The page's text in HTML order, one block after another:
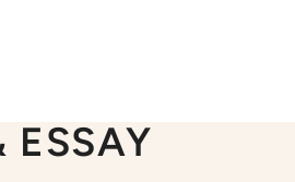
ESSAY